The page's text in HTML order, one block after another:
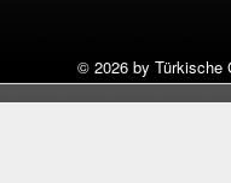
© 2026 by Türkische